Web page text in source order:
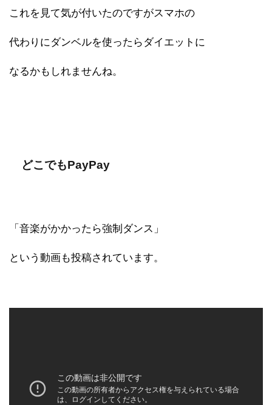
これを見て気が付いたのですがスマホの
代わりにダンベルを使ったらダイエットに
なるかもしれませんね。
どこでもPayPay
「音楽がかかったら強制ダンス」
という動画も投稿されています。